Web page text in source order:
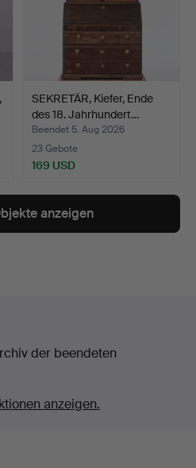
SEKRETÄR, Kiefer, Ende
des 18. Jahrhundert…
Beendet 5. Aug 2026
23 Gebote
169 USD
anzeigen
der beendeten
anzeigen.